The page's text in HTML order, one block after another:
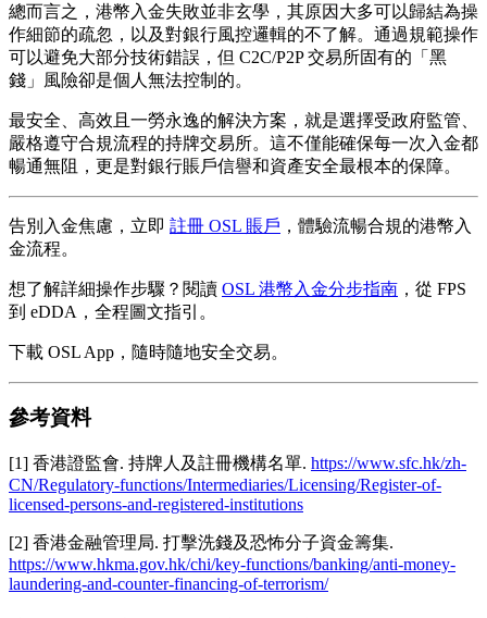
總而言之，港幣入金失敗並非玄學，其原因大多可以歸結為操
作細節的疏忽，以及對銀行風控邏輯的不了解。通過規範操作
可以避免大部分技術錯誤，但 C2C/P2P 交易所固有的「黑
錢」風險卻是個人無法控制的。
最安全、高效且一勞永逸的解決方案，就是選擇受政府監管、
嚴格遵守合規流程的持牌交易所。這不僅能確保每一次入金都
暢通無阻，更是對銀行賬戶信譽和資產安全最根本的保障。
告別入金焦慮，立即 註冊 OSL 賬戶 ，體驗流暢合規的港幣入
金流程。
想了解詳細操作步驟？閱讀 OSL 港幣入金分步指南 ，從 FPS
到 eDDA，全程圖文指引。
下載 OSL App，隨時隨地安全交易。
參考資料
[1] 香港證監會. 持牌人及註冊機構名單. https://www.sfc.hk/zh-
CN/Regulatory-functions/Intermediaries/Licensing/Register-of-
licensed-persons-and-registered-institutions
[2] 香港金融管理局. 打擊洗錢及恐怖分子資金籌集.
https://www.hkma.gov.hk/chi/key-functions/banking/anti-money-
laundering-and-counter-financing-of-terrorism/